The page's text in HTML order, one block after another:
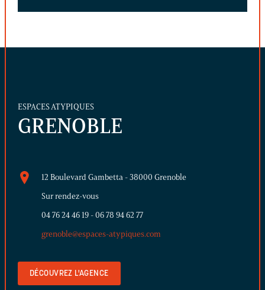
ESPACES ATYPIQUES
GRENOBLE
12 Boulevard Gambetta - 38000 Grenoble
Sur rendez-vous
04 76 24 46 19 -06 78 94 62 77
grenoble@espaces-atypiques.com
DÉCOUVREZ L'AGENCE